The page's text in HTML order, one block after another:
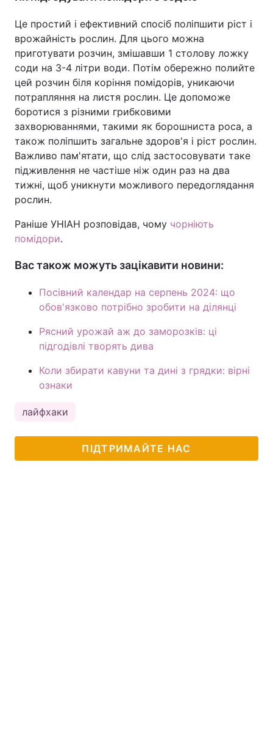
Це простий і ефективний спосіб поліпшити ріст і
врожайність рослин. Для цього можна
приготувати розчин, змішавши 1 столову ложку
соди на 3-4 літри води. Потім обережно полийте
цей розчин біля коріння помідорів, уникаючи
потрапляння на листя рослин. Це допоможе
боротися з різними грибковими
захворюваннями, такими як борошниста роса, а
також поліпшить загальне здоров'я і ріст рослин.
Важливо пам'ятати, що слід застосовувати таке
підживлення не частіше ніж один раз на два
тижні, щоб уникнути можливого передоглядання
рослин.
Раніше УНІАН розповідав, чому чорніють
помідори.
Вас також можуть зацікавити новини:
Посівний календар на серпень 2024: що
обов'язково потрібно зробити на ділянці
Рясний урожай аж до заморозків: ці
підгодівлі творять дива
Коли збирати кавуни та дині з грядки: вірні
ознаки
лайфхаки
ПІДТРИМАЙТЕ НАС